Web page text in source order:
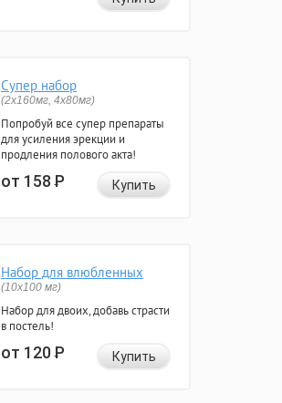
Супер набор
(2х160мг, 4х80мг)
Попробуй все супер препараты
для усиления эрекции и
продления полового акта!
от 158Р Купить
Набор для влюбленных
(10х100 мг)
Набор для двоих, добавь страсти
в постель!
от 120Р Купить